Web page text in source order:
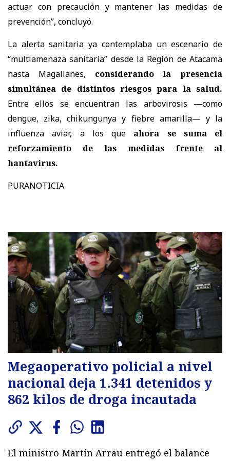
actuar con precaución y mantener las medidas de
prevención”, concluyó.
La alerta sanitaria ya contemplaba un escenario de
“multiamenaza sanitaria” desde la Región de Atacama
hasta Magallanes, considerando la presencia
simultánea de distintos riesgos para la salud.
Entre ellos se encuentran las arbovirosis —como
dengue, zika, chikungunya y fiebre amarilla— y la
influenza aviar, a los que ahora se suma el
reforzamiento de las medidas frente al
hantavirus.
PURANOTICIA
Megaoperativo policial a nivel
nacional deja 1.341 detenidos y
862 kilos de droga incautada
El ministro Martín Arrau entregó el balance